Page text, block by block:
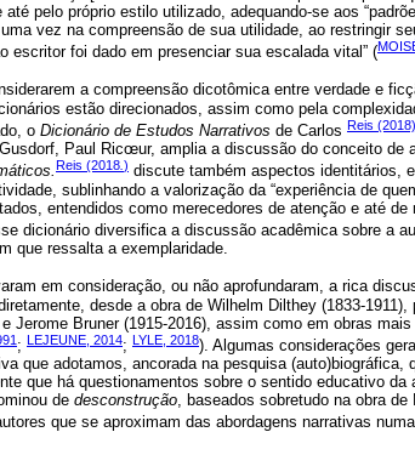
pelo próprio estilo utilizado, adequando-se aos
vez na compreensão de sua utilidade, ao restringir
escritor foi dado em presenciar sua escalada vital” (
a compreensão dicotômica entre verdade e
estão direcionados, assim como pela
o Dicionário de Estudos Narrativos de Carlos Reis (2018)
Paul Ricœur, amplia a discussão do conceito de
Reis (2018 ) discute também aspectos identitários,
sublinhando a valorização da “experiência de
entendidos como merecedores de atenção e até de
dicionário diversifica a discussão acadêmica sobre a
que ressalta a exemplaridade.
em consideração, ou não aprofundaram, a rica
desde a obra de Wilhelm Dilthey (1833-1911),
Jerome Bruner (1915-2016), assim como em obras
; LEJEUNE, 2014; LYLE, 2018). Algumas considerações
que adotamos, ancorada na pesquisa (auto)biográfica,
que há questionamentos sobre o sentido educativo da
de desconstrução , baseados sobretudo na obra de
que se aproximam das abordagens narrativas